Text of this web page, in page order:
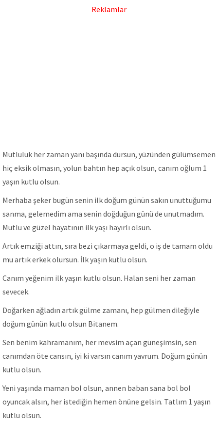
Reklamlar
Mutluluk her zaman yanı başında dursun, yüzünden gülümsemen
hiç eksik olmasın, yolun bahtın hep açık olsun, canım oğlum 1
yaşın kutlu olsun.
Merhaba şeker bugün senin ilk doğum günün sakın unuttuğumu
sanma, gelemedim ama senin doğduğun günü de unutmadım.
Mutlu ve güzel hayatının ilk yaşı hayırlı olsun.
Artık emziği attın, sıra bezi çıkarmaya geldi, o iş de tamam oldu
mu artık erkek olursun. İlk yaşın kutlu olsun.
Canım yeğenim ilk yaşın kutlu olsun. Halan seni her zaman
sevecek.
Doğarken ağladın artık gülme zamanı, hep gülmen dileğiyle
doğum günün kutlu olsun Bitanem.
Sen benim kahramanım, her mevsim açan güneşimsin, sen
canımdan öte cansın, iyi ki varsın canım yavrum. Doğum günün
kutlu olsun.
Yeni yaşında maman bol olsun, annen baban sana bol bol
oyuncak alsın, her istediğin hemen önüne gelsin. Tatlım 1 yaşın
kutlu olsun.